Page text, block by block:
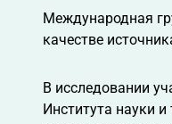
Международная
качестве
В исследовании
Института науки